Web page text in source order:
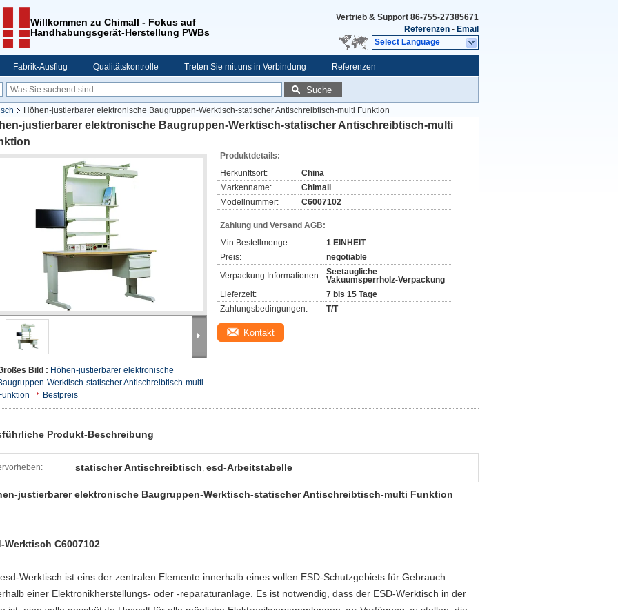
Willkommen zu Chimall - Fokus auf
Handhabungsgerät-Herstellung PWBs
Vertrieb & Support 86-755-27385671
Referenzen - Email
Select Language
Fabrik-Ausflug Qualitätskontrolle Treten Sie mit uns in Verbindung Referenzen
Suche
Höhen-justierbarer elektronische Baugruppen-Werktisch-statischer Antischreibtisch-multi Funktion
justierbarer elektronische Baugruppen-Werktisch-statischer Antischreibtisch-multi
Bild : Höhen-justierbarer elektronische
Werktisch-statischer Antischreibtisch-multi
Bestpreis
Produktdetails:
Herkunftsort:
China
Markenname:
Chimall
Modellnummer:
C6007102
Zahlung und Versand AGB:
Min Bestellmenge:
1 EINHEIT
Preis:
negotiable
Verpackung Informationen: Seetaugliche
Vakuumsperrholz-Verpackung
Lieferzeit:
7 bis 15 Tage
Zahlungsbedingungen:
T/T
Kontakt
Produkt-Beschreibung
statischer Antischreibtisch, esd-Arbeitstabelle
justierbarer elektronische Baugruppen-Werktisch-statischer Antischreibtisch-multi Funktion
Werktisch C6007102
Werktisch ist eins der zentralen Elemente innerhalb eines vollen ESD-Schutzgebiets für Gebrauch
einer Elektronikherstellungs- oder -reparaturanlage. Es ist notwendig, dass der ESD-Werktisch in der